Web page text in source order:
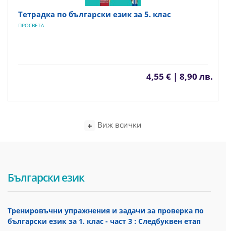
Тетрадка по български език за 5. клас
ПРОСВЕТА
4,55 € | 8,90 лв.
Виж всички
Български език
Тренировъчни упражнения и задачи за проверка по
български език за 1. клас - част 3 : Следбуквен етап